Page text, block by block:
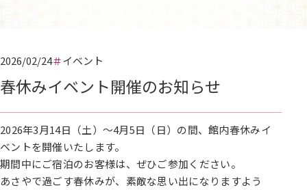
2026/02/24 イベント
春休みイベント開催のお知らせ
2026年3月14日（土）～4月5日（日）の間、館内春休みイ
ベントを開催いたします。
期間中にご宿泊のお客様は、ぜひご参加ください。
あさやで過ごす春休みが、素敵な思い出になりますよう